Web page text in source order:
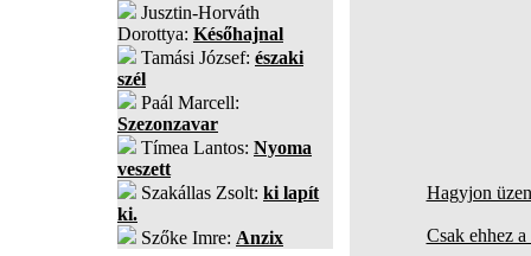
Jusztin-Horváth
Dorottya: Későhajnal
Tamási József: északi
szél
Paál Marcell:
Szezonzavar
Tímea Lantos: Nyoma
veszett
Szakállas Zsolt: ki lapít
ki.
Szőke Imre: Anzix
Hagyjon
Csak ehhez